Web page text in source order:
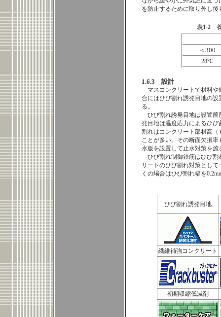
を防止するために取り外し
表1-2養
＜300
28℃
1.6.3 設計
マスコンクリートで材料
合にはひび割れ誘発目地の
る。
ひび割れ誘発目地は設置
発目地は温度応力によるひ
割れはコンクリート部材高
ことが多い。その断面欠損
水版を設置して止水対策を施
ひび割れ制御鉄筋はひび
リートのひび割れ対策とし
くの場合はひび割れ幅を
ひび割れ誘発目地
繊維補強コンクリート
初期収縮低減剤